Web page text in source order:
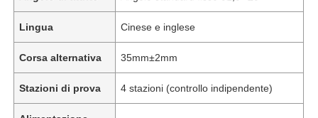
Lingua Cinese e inglese
Corsa alternativa 35mm±2mm
Stazioni di prova 4 stazioni (controllo indipendente)